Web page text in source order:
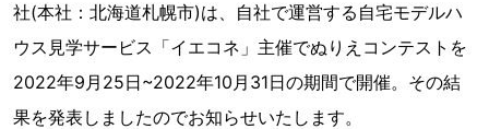
社(本社：北海道札幌市)は、自社で運営する自宅モデルハ
ウス見学サービス「イエコネ」主催でぬりえコンテストを
2022年9月25日~2022年10月31日の期間で開催。その結
果を発表しましたのでお知らせいたします。